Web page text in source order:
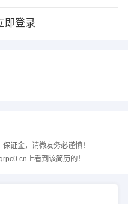
即登录
证金，请微友务必谨慎！
上看到该简历的！